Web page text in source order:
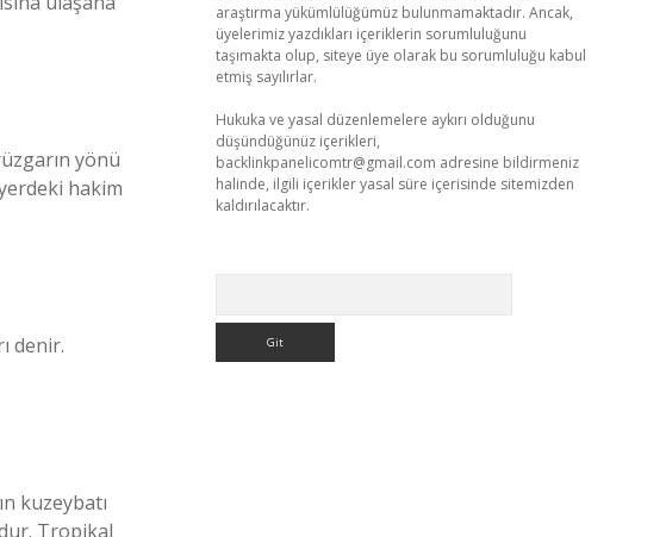
yönü
hakim
denir.
kuzeybatı
Tropikal
araştırma yükümlülüğümüz bulunmamaktadır. Ancak,
üyelerimiz yazdıkları içeriklerin sorumluluğunu
taşımakta olup, siteye üye olarak bu sorumluluğu kabul
etmiş sayılırlar.
Hukuka ve yasal düzenlemelere aykırı olduğunu
düşündüğünüz içerikleri,
backlinkpanelicomtr@gmail.com adresine bildirmeniz
halinde, ilgili içerikler yasal süre içerisinde sitemizden
kaldırılacaktır.